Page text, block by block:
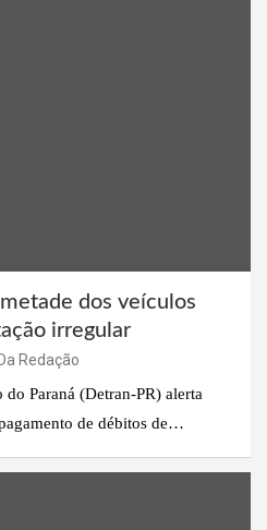
dos veículos
irregular
Da Redação
Paraná (Detran-PR) alerta
de débitos de…